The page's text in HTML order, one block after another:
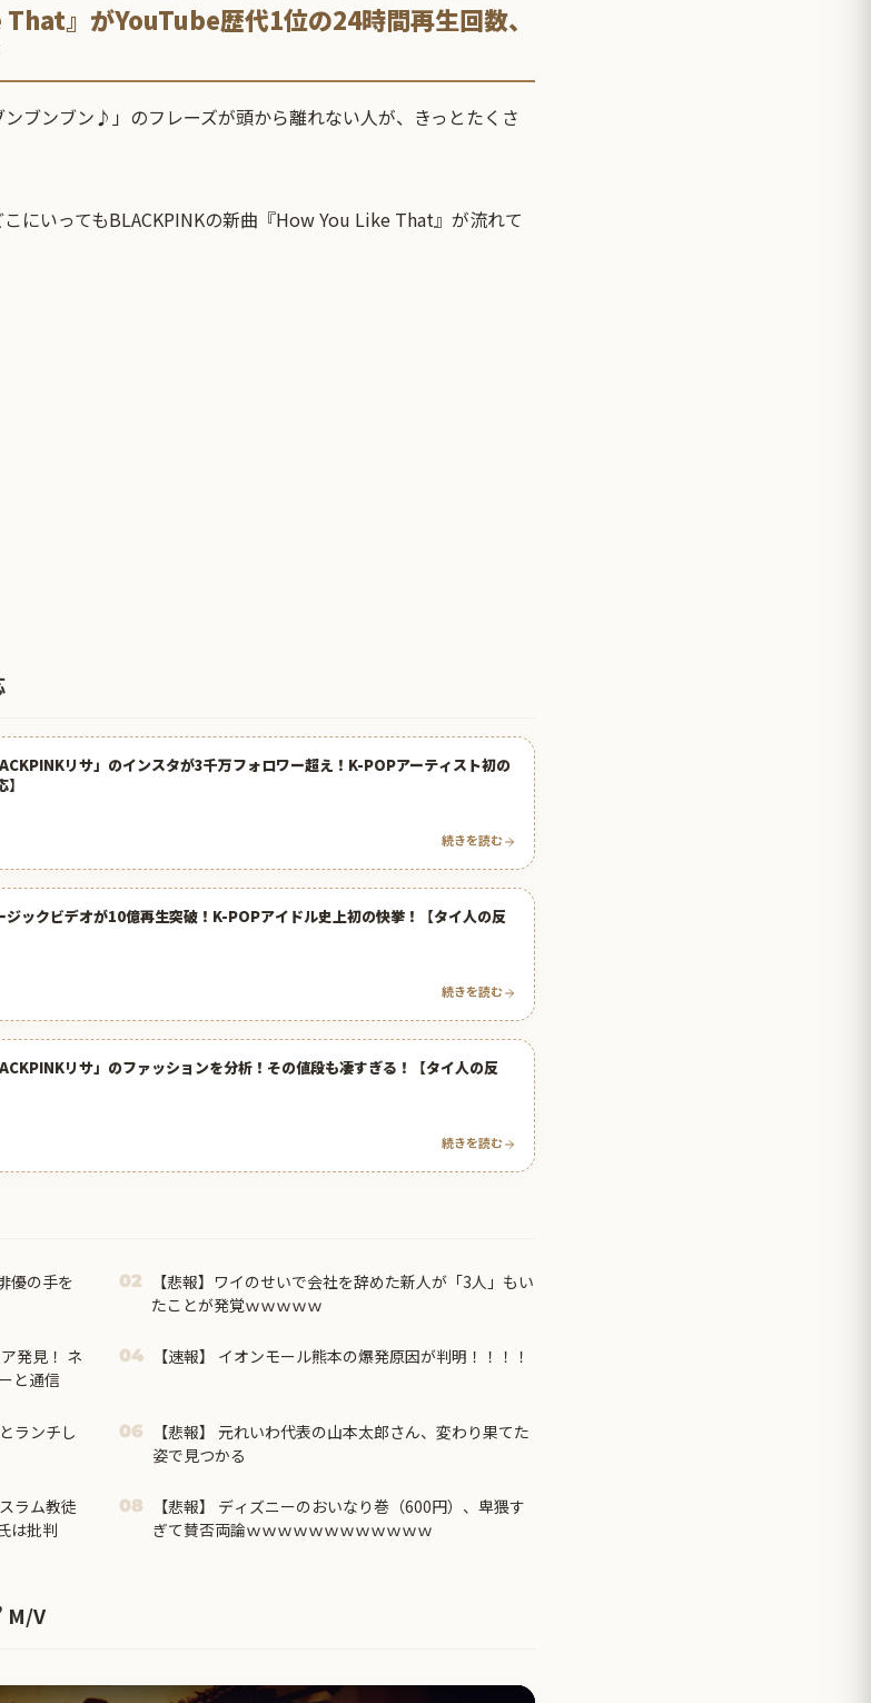
』がYouTube歴代1位の24時間再生回数、
ンブンブン♪」のフレーズが頭から離れない人が、きっとたくさ
にいってもBLACKPINKの新曲『How You Like That』が流れて
リサ」のインスタが3千万フォロワー超え！K-POPアーティスト初の
続きを読む
ックビデオが10億再生突破！K-POPアイドル史上初の快挙！【タイ人の反
続きを読む
リサ」のファッションを分析！その値段も凄すぎる！【タイ人の反
続きを読む
優の手を
02
【悲報】ワイのせいで会社を辞めた新人が「3人」もい
たことが発覚ｗｗｗｗｗ
発見！ ネ
と通信
04 【速報】 イオンモール熊本の爆発原因が判明！！！！
ランチし
06
【悲報】 元れいわ代表の山本太郎さん、変わり果てた
姿で見つかる
ラム教徒
は批判
08
【悲報】 ディズニーのおいなり巻（600円）、卑猥す
ぎて賛否両論ｗｗｗｗｗｗｗｗｗｗｗｗ
M/V